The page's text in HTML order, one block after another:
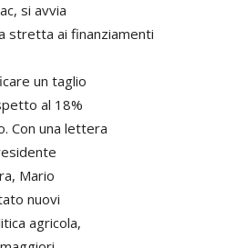
si avvia
stretta ai finanziamenti
un taglio
al 18%
Con una lettera
Mario
nuovi
agricola,